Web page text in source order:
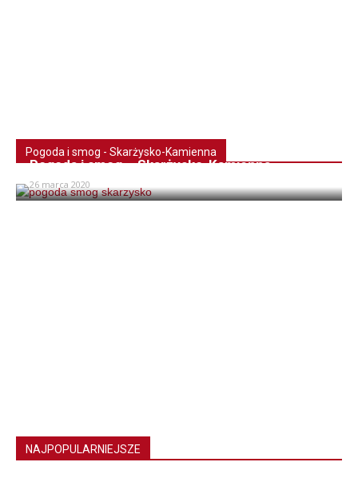
Pogoda i smog - Skarżysko-Kamienna
Pogoda i smog – Skarżysko-Kamienna
26 marca 2020
NAJPOPULARNIEJSZE